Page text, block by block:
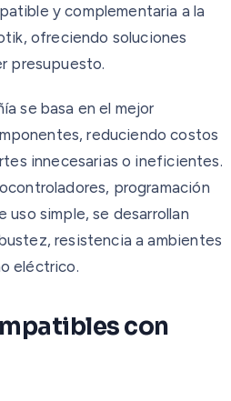
y complementaria a la
ofreciendo soluciones
presupuesto.
se basa en el mejor
reduciendo costos
innecesarias o ineficientes.
programación
uso simple, se desarrollan
resistencia a ambientes
eléctrico.
con